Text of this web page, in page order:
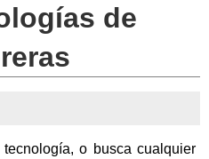
de
o busca cualquier